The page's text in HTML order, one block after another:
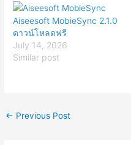
Aiseesoft MobieSync 2.1.0
ดาวน์โหลดฟรี
July 14, 2026
Similar post
← Previous Post